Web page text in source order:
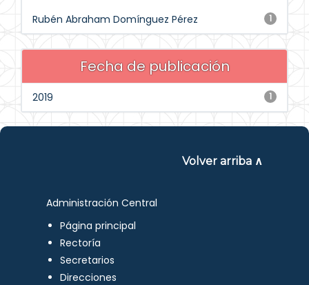
1
Rubén Abraham Domínguez Pérez
Fecha de publicación
1
2019
Volver arriba ∧
Administración Central
Página principal
Rectoría
Secretarios
Direcciones